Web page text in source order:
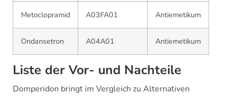
Metoclopramid A03FA01 Antiemetikum
Ondansetron A04A01 Antiemetikum
Liste der Vor- und Nachteile
Domperidon bringt im Vergleich zu Alternativen